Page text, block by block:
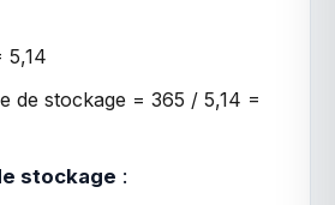
5,14
de stockage = 365 / 5,14 =
stockage :